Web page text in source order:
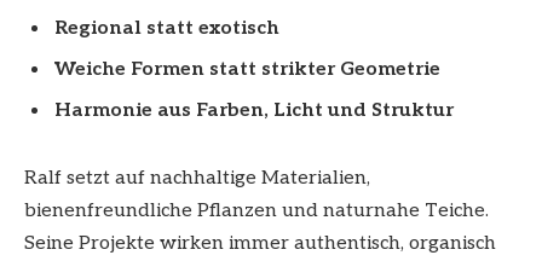
Regional statt exotisch
Weiche Formen statt strikter Geometrie
Harmonie aus Farben, Licht und Struktur
Ralf setzt auf nachhaltige Materialien,
bienenfreundliche Pflanzen und naturnahe Teiche.
Seine Projekte wirken immer authentisch, organisch